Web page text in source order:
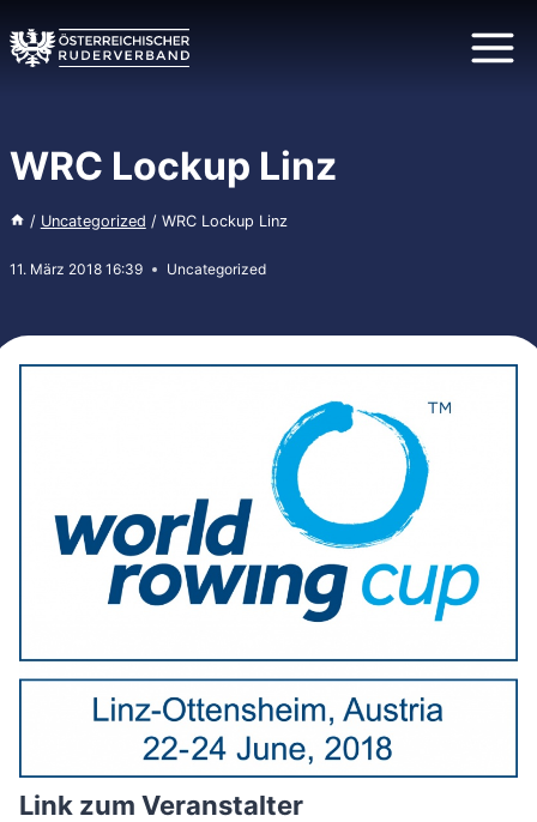
Inhalt
springen
WRC Lockup Linz
/ Uncategorized / WRC Lockup Linz
11. März 2018 16:39 Uncategorized
Link zum Veranstalter